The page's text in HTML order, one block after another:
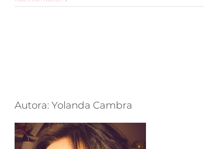
suscriptores
Autora: Yolanda Cambra